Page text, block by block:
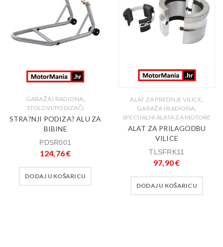
GARAŽA I RADIONA,
STOLOVI/PODIZAČI
STRA?NJI PODIZA? ALU ZA
BIBINE
PDSR001
124,76€
DODAJ U KOŠARICU
ALAT ZA PREDNJE VILICE,
GARAŽA I RADIONA,
SPECIJALNI ALATA ZA MOTORE
ALAT ZA PRILAGODBU
VILICE
TLSFRK11
97,90€
DODAJ U KOŠARICU